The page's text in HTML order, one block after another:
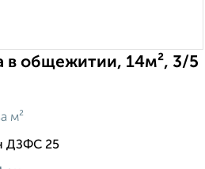
в общежитии, 14м², 3/5
м²
ДЗФС 25